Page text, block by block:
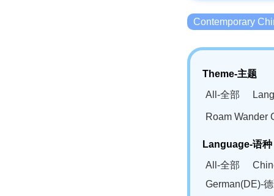
Contemporary
Theme-主题
All-全部
Roam Wander
Language-语种
All-全部
German(DE)-